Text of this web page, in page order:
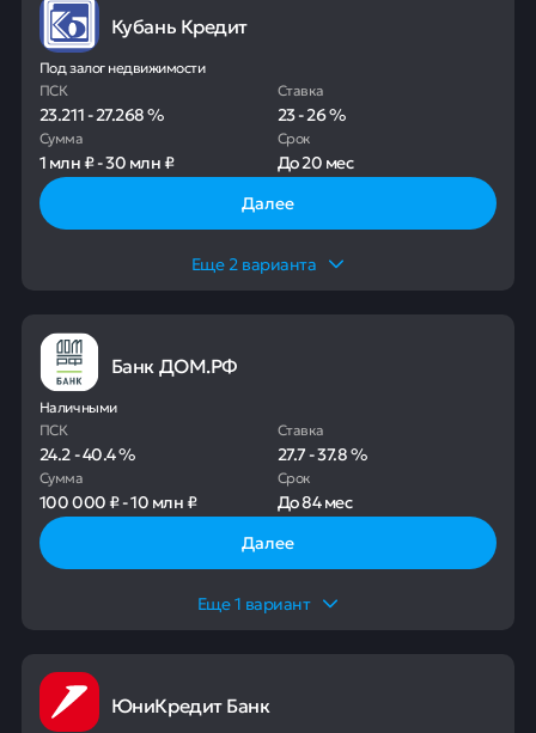
Кубань Кредит
Под залог недвижимости
ПСК
23.211-27.268%
Ставка
23-26%
Сумма
1 млн ₽-30 млн ₽
Срок
До20 мес
Далее
Еще2 варианта
Банк ДОМ.РФ
Наличными
ПСК
24.2-40.4%
Ставка
27.7-37.8%
Сумма
100 000 ₽-10 млн ₽
Срок
До84 мес
Далее
Еще1 вариант
ЮниКредит Банк